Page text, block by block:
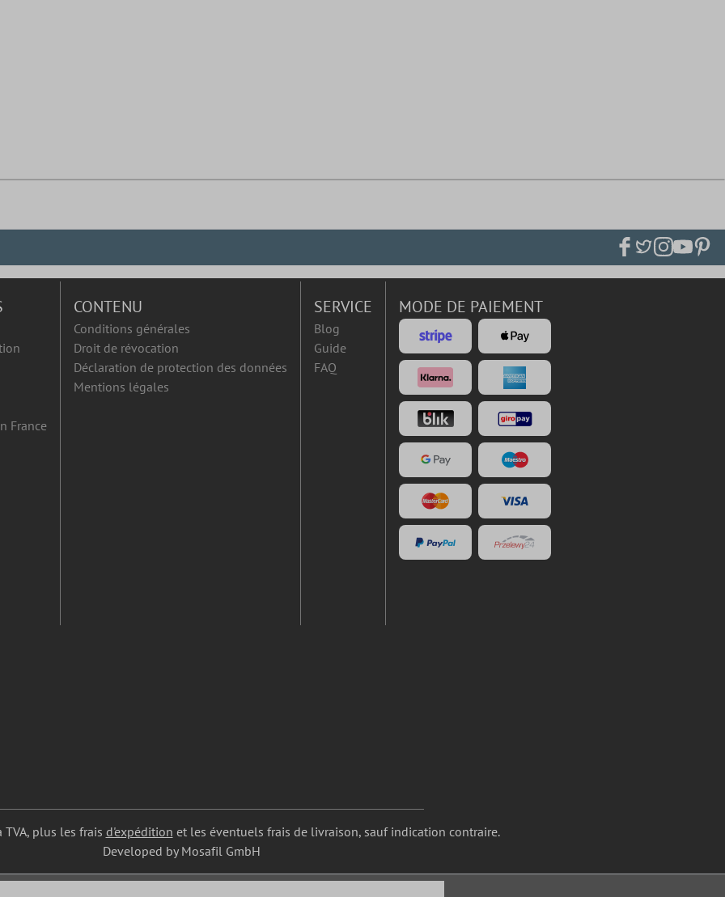
France
CONTENU
Conditions générales
Droit de révocation
Déclaration de protection des données
Mentions légales
SERVICE
Blog
Guide
FAQ
MODE DE PAIEMENT
plus les frais d'expédition et les éventuels frais de livraison, sauf indication contraire.
Developed by Mosafil GmbH